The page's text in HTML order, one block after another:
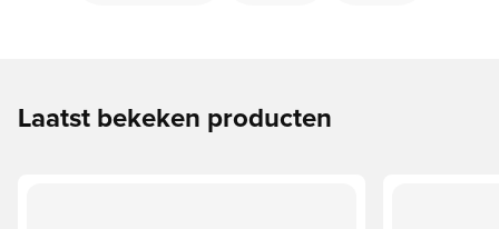
Laatst bekeken producten